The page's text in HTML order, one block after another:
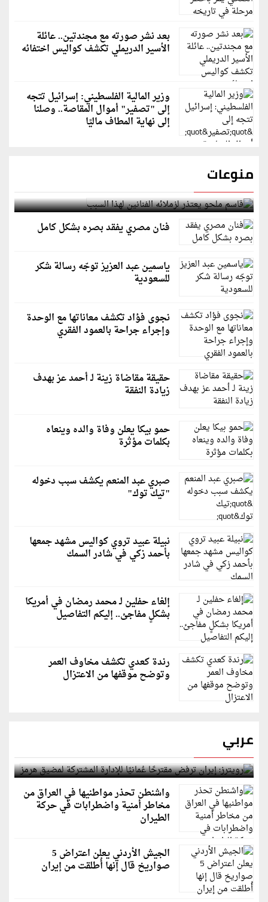
بعد نشر صورته مع مجندتين.. عائلة
الأسير الدريملي تكشف كواليس اختفائه
وزير المالية الفلسطيني: إسرائيل تتجه
إلى "تصفير" أموال المقاصة.. وصلنا
إلى نهاية المطاف ماليًا
منوعات
قاسم ملحو يعتذر لزملائه الفنانين لهذا السبب
فنان مصري يفقد بصره بشكل كامل
ياسمين عبد العزيز توجّه رسالة شكر
للسعودية
نجوى فؤاد تكشف معاناتها مع الوحدة
وإجراء جراحة بالعمود الفقري
حقيقة مقاضاة زينة لـ أحمد عز بهدف
زيادة النفقة
حمو بيكا يعلن وفاة والده وينعاه
بكلمات مؤثرة
صبري عبد المنعم يكشف سبب دخوله
"تيك توك"
نبيلة عبيد تروي كواليس مشهد جمعها
بأحمد زكي في شادر السمك
إلغاء حفلين لـ محمد رمضان في أمريكا
بشكلٍ مفاجئ.. إليكم التفاصيل
رندة كعدي تكشف مخاوف العمر
وتوضح موقفها من الاعتزال
عربي
رويترز: إيران ترفض مقترحًا عُمانيًا للإدارة المشتركة
لمضيق هرمز
واشنطن تحذر مواطنيها في العراق من
مخاطر أمنية واضطرابات في حركة
الطيران
الجيش الأردني يعلن اعتراض 5
صواريخ قال إنها أُطلقت من إيران